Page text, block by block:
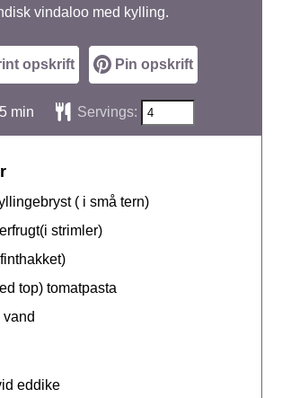
vindaloo med kylling.
opskrift Pin opskrift
minutter
min Servings:
( i små tern)
strimler)
top) tomatpasta
vand
eddike